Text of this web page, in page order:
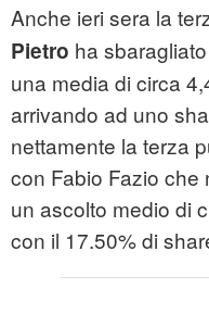
Anche ieri sera la
Pietro ha
una media di circa
arrivando ad uno
nettamente la terza
con Fabio Fazio che
un ascolto medio di
con il 17.50% di